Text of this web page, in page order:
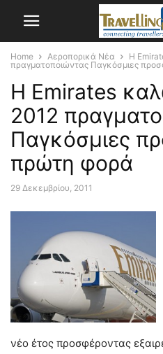
Home Αεροπορικά Νέα
Η
πραγματοποιώντας Παγκόσμιες
Η Emirates
2012
Παγκόσμιες
πρώτη φορά
29 Δεκεμβρίου, 2011
νέο έτος προσφέροντας